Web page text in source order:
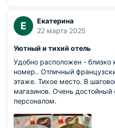
Е
Екатерина
22 марта 2025
Уютный и тихий отель
Удобно расположен -
номер.. Отличный
этаже. Тихое место. В
магазинов. Очень достойный
персоналом.